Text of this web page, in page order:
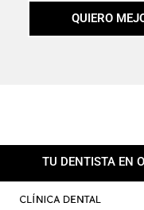
QUIERO
TU DENTISTA EN